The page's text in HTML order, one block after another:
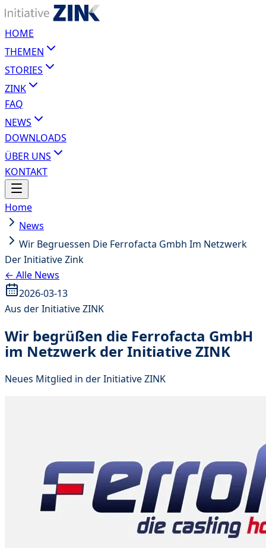
HOME
THEMEN
STORIES
ZINK
FAQ
NEWS
DOWNLOADS
ÜBER UNS
KONTAKT
Home
News
Wir Begruessen Die Ferrofacta Gmbh Im Netzwerk
Der Initiative Zink
← Alle News
2026-03-13
Aus der Initiative ZINK
Wir begrüßen die Ferrofacta GmbH
im Netzwerk der Initiative ZINK
Neues Mitglied in der Initiative ZINK